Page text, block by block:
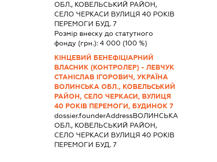
ОБЛ., КОВЕЛЬСЬКИЙ РАЙОН,
СЕЛО ЧЕРКАСИ ВУЛИЦЯ 40 РОКІВ
ПЕРЕМОГИ БУД. 7
Розмір внеску до статутного
фонду (грн.): 4 000 (100 %)
КІНЦЕВИЙ БЕНЕФІЦІАРНИЙ
ВЛАСНИК (КОНТРОЛЕР) - ЛЕВЧУК
СТАНІСЛАВ ІГОРОВИЧ, УКРАЇНА
ВОЛИНСЬКА ОБЛ., КОВЕЛЬСЬКИЙ
РАЙОН, СЕЛО ЧЕРКАСИ, ВУЛИЦЯ
40 РОКІВ ПЕРЕМОГИ, БУДИНОК 7
dossier.founderAddressВОЛИНСЬКА
ОБЛ., КОВЕЛЬСЬКИЙ РАЙОН,
СЕЛО ЧЕРКАСИ ВУЛИЦЯ 40 РОКІВ
ПЕРЕМОГИ БУД. 7